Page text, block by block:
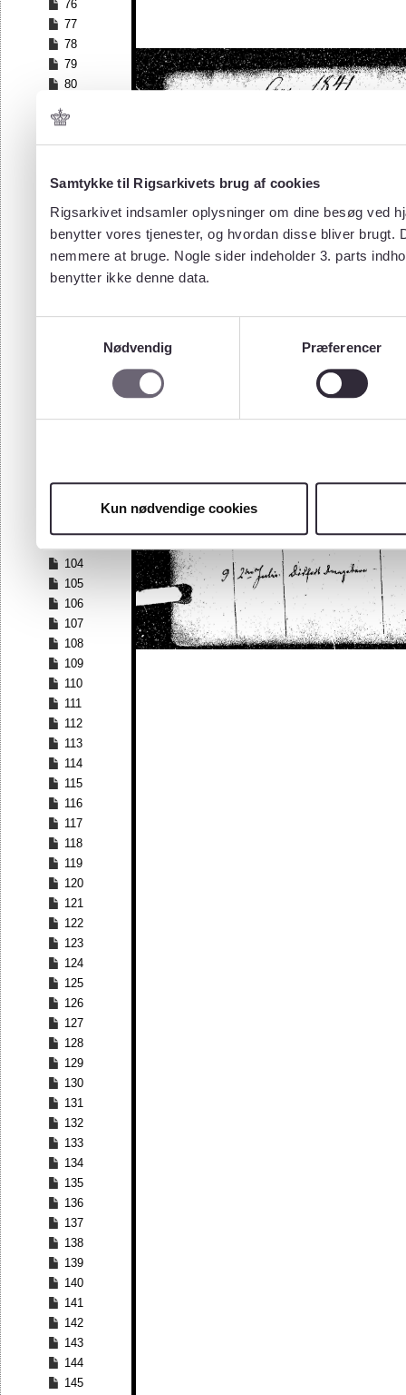
Samtykke til Rigsarkivets brug af cookies
Rigsarkivet indsamler oplysninger om dine besøg ved
benytter vores tjenester, og hvordan disse bliver
nemmere at bruge. Nogle sider indeholder 3. parts
benytter ikke denne data.
Nødvendig
Præferencer
Kun nødvendige cookies
76
77
78
79
80
82
83
85
87
88
89
90
97
100
104
105
106
107
108
109
110
111
112
113
114
115
116
117
118
119
120
121
122
123
124
125
126
127
128
129
130
131
132
133
134
135
136
137
138
139
140
141
142
143
144
145